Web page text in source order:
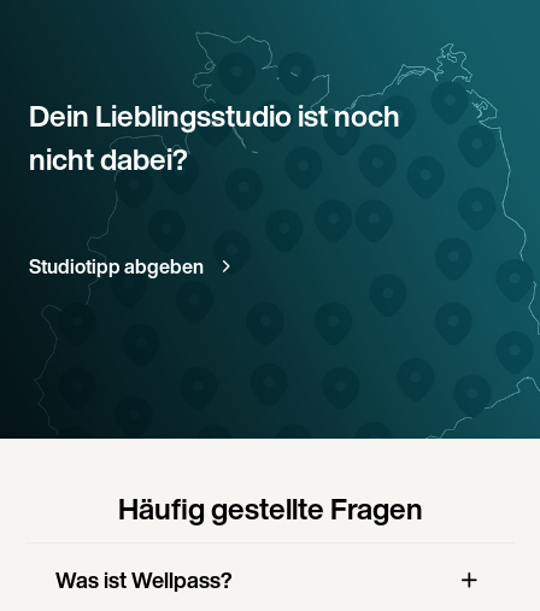
Dein Lieblingsstudio ist noch
nicht dabei?
Studiotipp abgeben
Häufig gestellte Fragen
Was ist Wellpass?